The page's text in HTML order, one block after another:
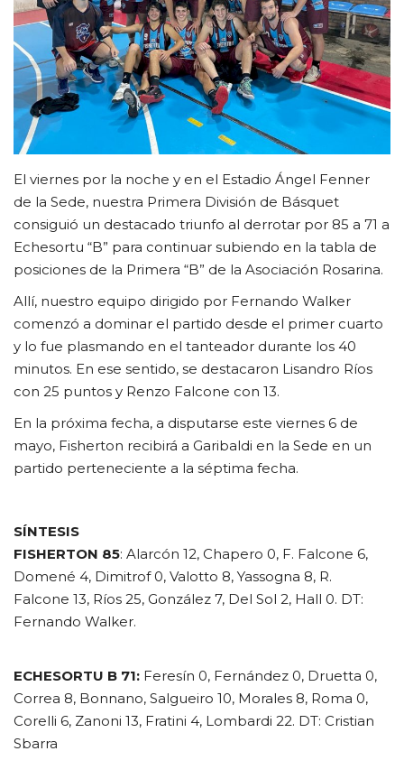
FUTBOL INTERNO 2025
Contacto
El viernes por la noche y en el Estadio Ángel Fenner
de la Sede, nuestra Primera División de Básquet
consiguió un destacado triunfo al derrotar por 85 a 71 a
Echesortu “B” para continuar subiendo en la tabla de
posiciones de la Primera “B” de la Asociación Rosarina.
Allí, nuestro equipo dirigido por Fernando Walker
comenzó a dominar el partido desde el primer cuarto
y lo fue plasmando en el tanteador durante los 40
minutos. En ese sentido, se destacaron Lisandro Ríos
con 25 puntos y Renzo Falcone con 13.
En la próxima fecha, a disputarse este viernes 6 de
mayo, Fisherton recibirá a Garibaldi en la Sede en un
partido perteneciente a la séptima fecha.
SÍNTESIS
FISHERTON 85: Alarcón 12, Chapero 0, F. Falcone 6,
Domené 4, Dimitrof 0, Valotto 8, Yassogna 8, R.
Falcone 13, Ríos 25, González 7, Del Sol 2, Hall 0. DT:
Fernando Walker.
ECHESORTU B 71: Feresín 0, Fernández 0, Druetta 0,
Correa 8, Bonnano, Salgueiro 10, Morales 8, Roma 0,
Corelli 6, Zanoni 13, Fratini 4, Lombardi 22. DT: Cristian
Sbarra